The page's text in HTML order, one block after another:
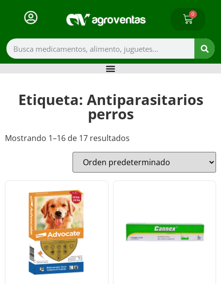
0
Etiqueta: Antiparasitarios
perros
Mostrando 1–16 de 17 resultados